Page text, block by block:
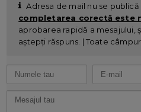
Adresa de mail nu se publică
completarea corectă este
aprobarea rapidă a mesajului,
aștepți răspuns. | Toate